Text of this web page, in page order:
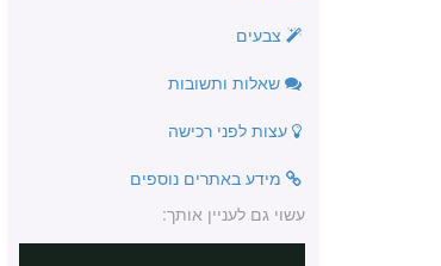
צבעים
שאלות ותשובות
עצות לפני רכישה
מידע באתרים נוספים
עשוי גם לעניין אותך: